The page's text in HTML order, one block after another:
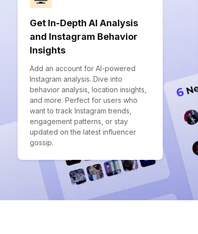
Get In-Depth AI Analysis
and Instagram Behavior
Insights
Add an account for AI-powered
Instagram analysis. Dive into
behavior analysis, location insights,
and more. Perfect for users who
want to track Instagram trends,
engagement patterns, or stay
updated on the latest influencer
gossip.